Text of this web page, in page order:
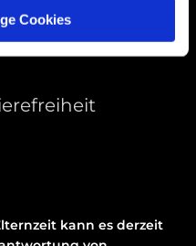
Cookies
kann es derzeit